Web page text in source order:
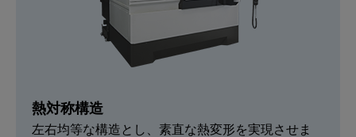
熱対称構造
左右均等な構造とし、素直な熱変形を実現させま